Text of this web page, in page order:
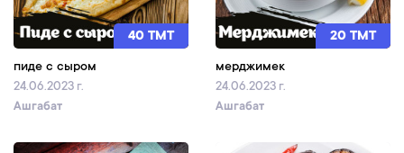
40 TMT
пиде с сыром
24.06.2023 г.
Ашгабат
20 TMT
мерджимек
24.06.2023 г.
Ашгабат